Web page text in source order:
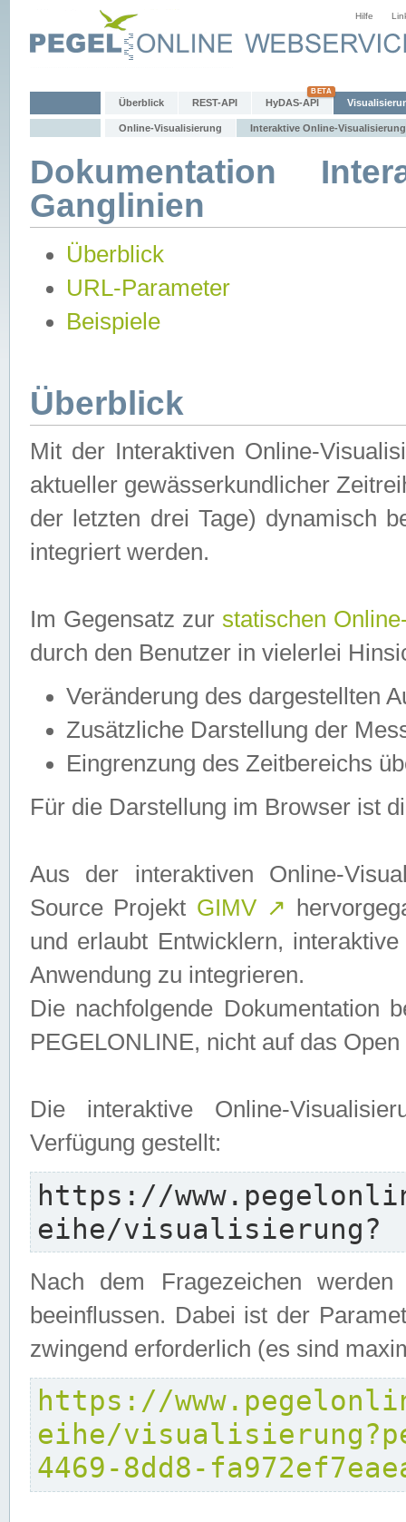
Hilfe
Überblick REST-API HyDAS-API
Online-Visualisierung Interaktive Online-Visualisierung
Dokumentation
Ganglinien
Überblick
URL-Parameter
Beispiele
Überblick
Mit der Interaktiven Online-
aktueller gewässerkundlicher
der letzten drei Tage) dynamisch
integriert werden.
Im Gegensatz zur statischen
durch den Benutzer in vielerlei
Veränderung des dargestellten
Zusätzliche Darstellung der
Eingrenzung des Zeitbereichs
Für die Darstellung im Browser ist
Aus der interaktiven Online-
Source Projekt GIMV ↗
und erlaubt Entwicklern,
Anwendung zu integrieren.
Die nachfolgende Dokumentation
PEGELONLINE, nicht auf das
Die interaktive Online-
Verfügung gestellt:
https://
eihe/visualisierung?
Nach dem Fragezeichen
beeinflussen. Dabei ist der
zwingend erforderlich (es sind
https://
eihe/
4469-8dd8-